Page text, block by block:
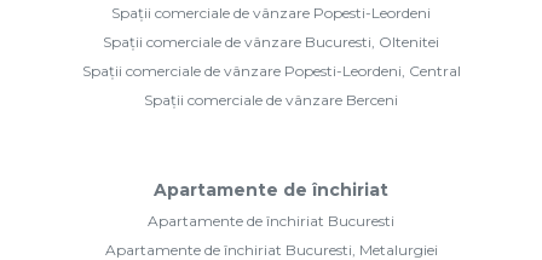
Spații comerciale de vânzare Popesti-Leordeni
Spații comerciale de vânzare Bucuresti, Oltenitei
Spații comerciale de vânzare Popesti-Leordeni, Central
Spații comerciale de vânzare Berceni
Apartamente de închiriat
Apartamente de închiriat Bucuresti
Apartamente de închiriat Bucuresti, Metalurgiei